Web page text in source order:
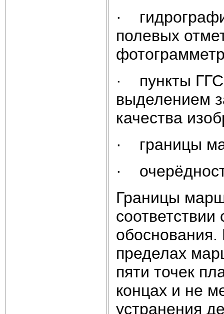
·
полевых
· пункты ГГС
выделением
качества
· границы
·
Границы
обоснования.
пределах
пяти точек
концах и не
устранения